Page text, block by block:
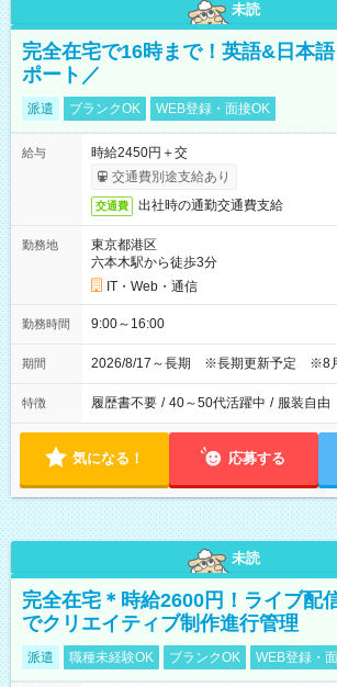
未読
完全在宅で16時まで！英語&日本
ポート／
派遣 ブランクOK WEB登録・面接OK
給与
時給2450円＋交
交通費別途支給あり
交通費 出社時の通勤交通費支給
勤務地
東京都港区
六本木駅から徒歩3分
IT・Web・通信
勤務時間 9:00～16:00
期間 2026/8/17～長期 ※長期更新予定 ※8月
特徴 履歴書不要 / 40～50代活躍中 / 服装自由
気になる！ 応募する
未読
完全在宅＊時給2600円！ライブ配
でクリエイティブ制作進行管理
派遣 職種未経験OK ブランクOK WEB登録・